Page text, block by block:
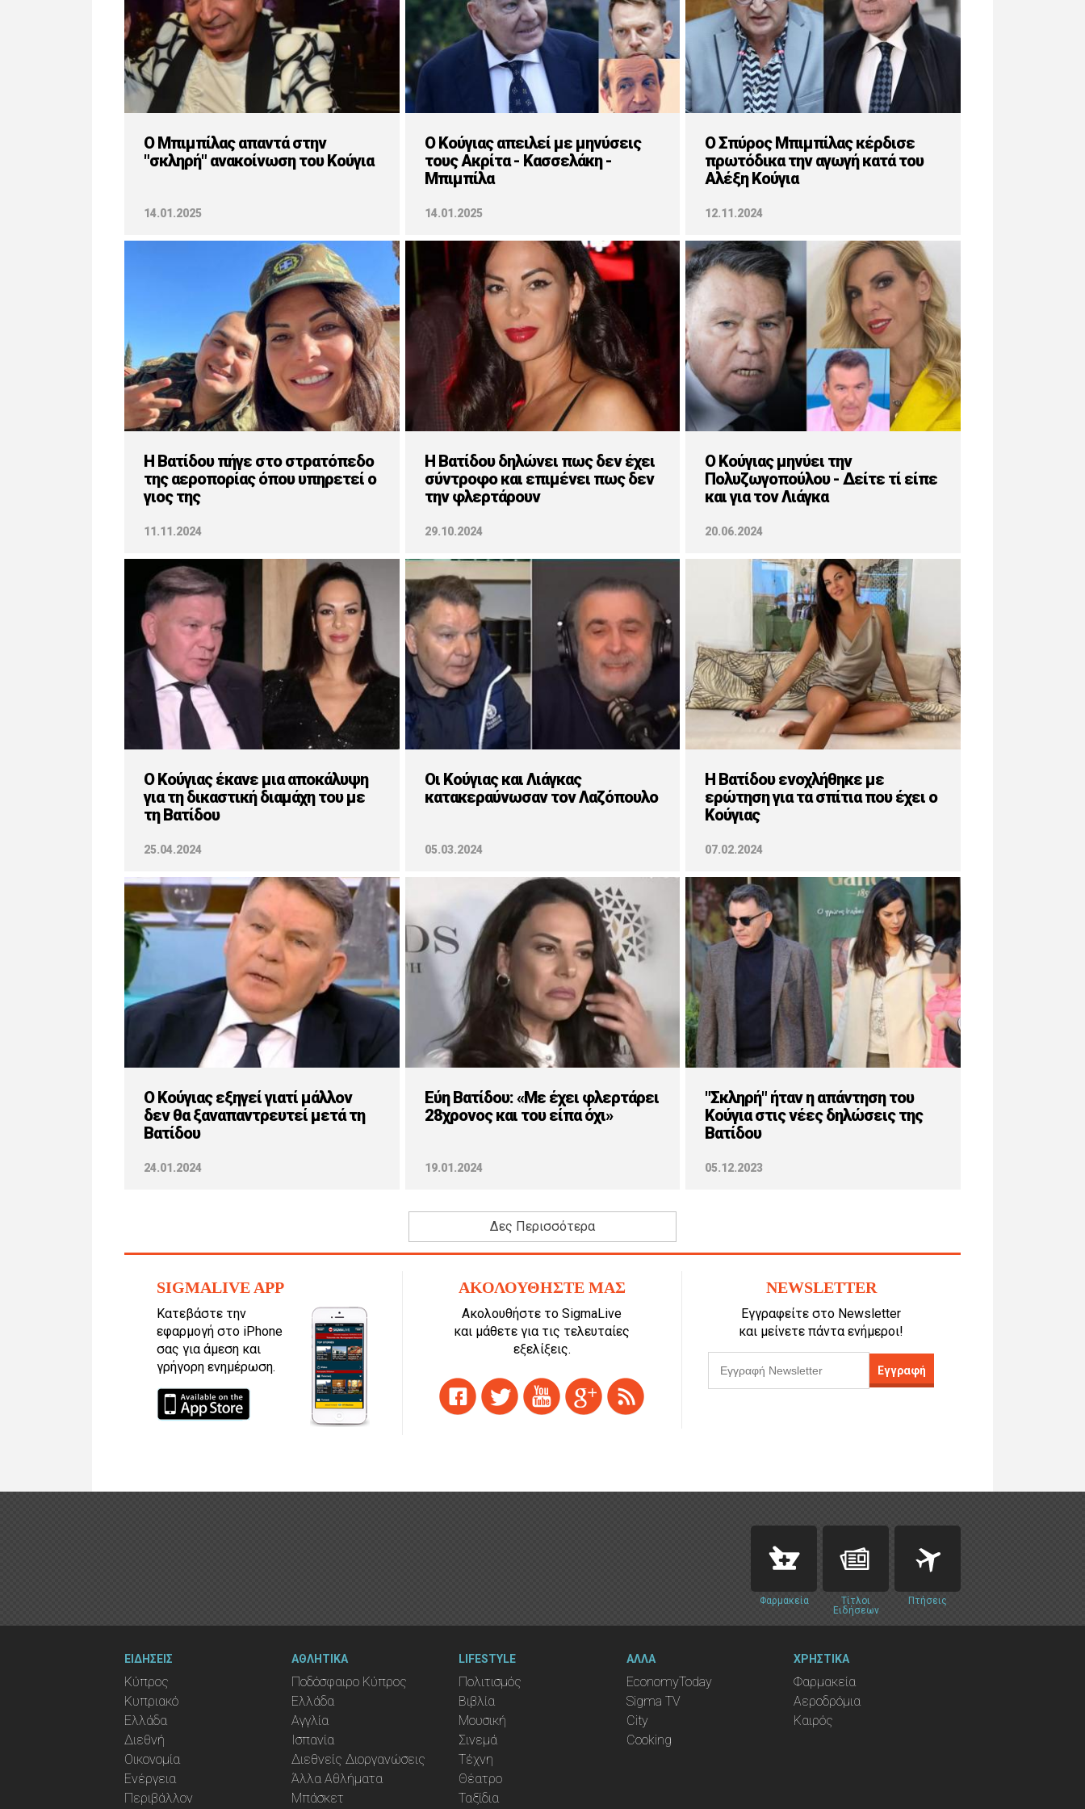
Ο Μπιμπίλας απαντά στην
"σκληρή" ανακοίνωση του Κούγια
14.01.2025
Ο Κούγιας απειλεί με μηνύσεις
τους Ακρίτα - Κασσελάκη -
Μπιμπίλα
14.01.2025
Ο Σπύρος Μπιμπίλας κέρδισε
πρωτόδικα την αγωγή κατά του
Αλέξη Κούγια
12.11.2024
H Βατίδου πήγε στο στρατόπεδο
της αεροπορίας όπου υπηρετεί ο
γιος της
11.11.2024
Η Βατίδου δηλώνει πως δεν έχει
σύντροφο και επιμένει πως δεν
την φλερτάρουν
29.10.2024
Ο Κούγιας μηνύει την
Πολυζωγοπούλου - Δείτε τί είπε
και για τον Λιάγκα
20.06.2024
Ο Κούγιας έκανε μια αποκάλυψη
για τη δικαστική διαμάχη του με
τη Βατίδου
25.04.2024
Oι Κούγιας και Λιάγκας
κατακεραύνωσαν τον Λαζόπουλο
05.03.2024
H Βατίδου ενοχλήθηκε με
ερώτηση για τα σπίτια που έχει ο
Κούγιας
07.02.2024
Ο Κούγιας εξηγεί γιατί μάλλον
δεν θα ξαναπαντρευτεί μετά τη
Βατίδου
24.01.2024
Εύη Βατίδου: «Με έχει φλερτάρει
28χρονος και του είπα όχι»
19.01.2024
"Σκληρή" ήταν η απάντηση του
Κούγια στις νέες δηλώσεις της
Βατίδου
05.12.2023
Δες Περισσότερα
SIGMALIVE APP
Κατεβάστε την
εφαρμογή στο iPhone
σας για άμεση και
γρήγορη ενημέρωση.
ΑΚΟΛΟΥΘΗΣΤΕ ΜΑΣ
Ακολουθήστε το SigmaLive
και μάθετε για τις τελευταίες
εξελίξεις.
NEWSLETTER
Εγγραφείτε στο Newsletter
και μείνετε πάντα ενήμεροι!
Εγγραφή
Φαρμακεία
Τίτλοι
Ειδήσεων
Πτήσεις
ΕΙΔΗΣΕΙΣ
Κύπρος
Κυπριακό
Ελλάδα
Διεθνή
Οικονομία
Ενέργεια
Περιβάλλον
ΑΘΛΗΤΙΚΑ
Ποδόσφαιρο Κύπρος
Ελλάδα
Αγγλία
Ισπανία
Διεθνείς Διοργανώσεις
Άλλα Αθλήματα
Μπάσκετ
LIFESTYLE
Πολιτισμός
Βιβλία
Μουσική
Σινεμά
Τέχνη
Θέατρο
Ταξίδια
ΑΛΛΑ
EconomyToday
Sigma TV
City
Cooking
ΧΡΗΣΤΙΚΑ
Φαρμακεία
Αεροδρόμια
Καιρός